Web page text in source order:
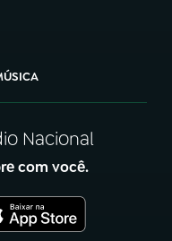
Nacional
com você.